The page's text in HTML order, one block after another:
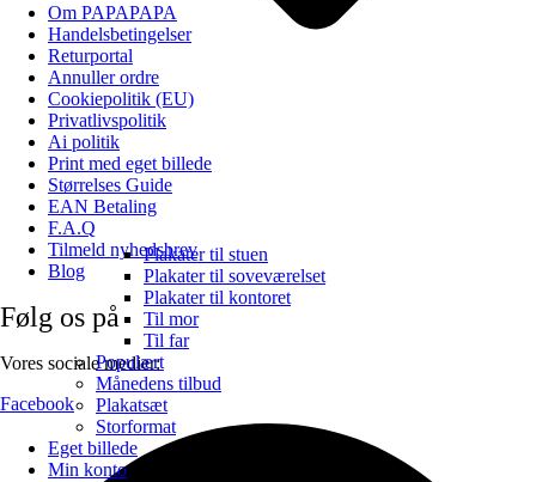
Plakater til stuen
Plakater til soveværelset
Plakater til kontoret
Til mor
Til far
Populært
Månedens tilbud
Plakatsæt
Storformat
Eget billede
Min konto
Om PAPAPAPA
Handelsbetingelser
Returportal
Annuller ordre
Cookiepolitik (EU)
Privatlivspolitik
Ai politik
Print med eget billede
Størrelses Guide
EAN Betaling
F.A.Q
Tilmeld nyhedsbrev
Blog
Følg os på
Vores sociale medier:
Facebook